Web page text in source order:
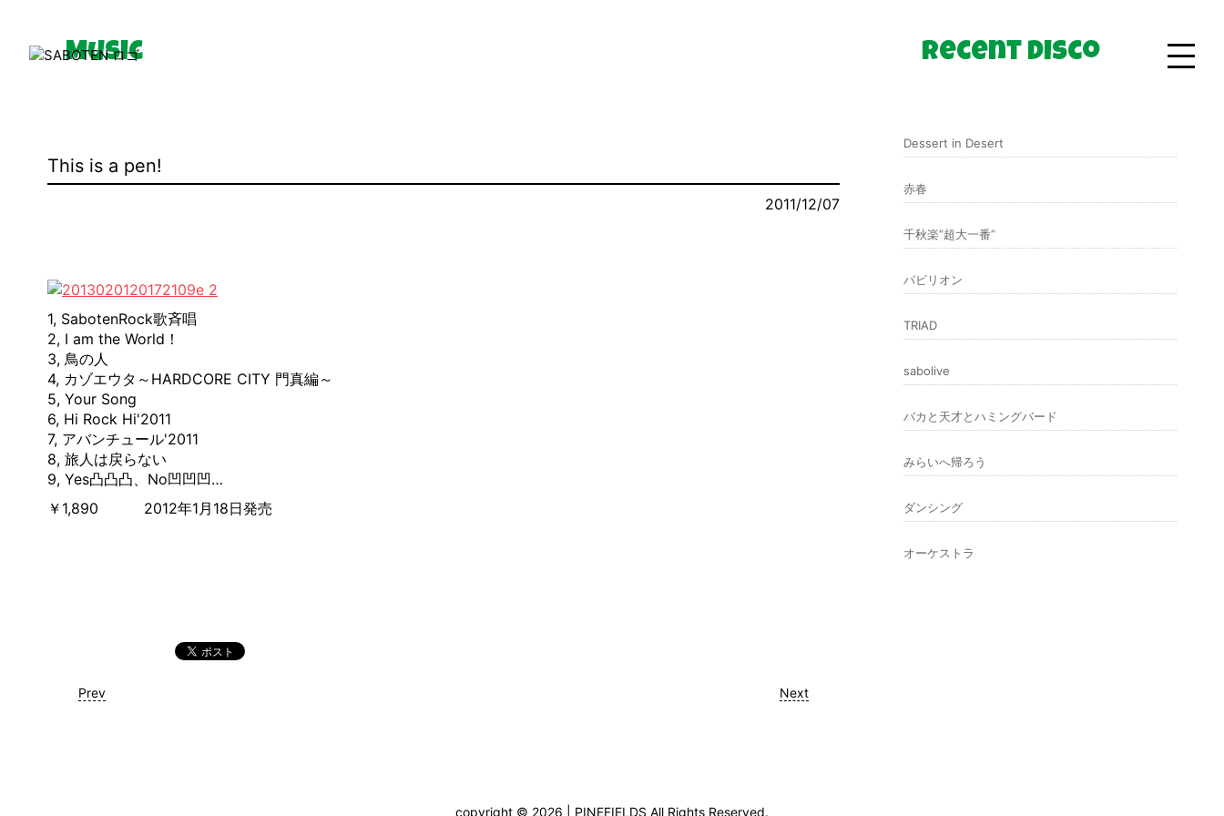
Music
This is a pen!
2011/12/07
1, SabotenRock歌斉唱
2, I am the World！
3, 鳥の人
4, カゾエウタ～HARDCORE CITY 門真編～
5, Your Song
6, Hi Rock Hi'2011
7, アバンチュール'2011
8, 旅人は戻らない
9, Yes凸凸凸、No凹凹凹…
￥1,890 2012年1月18日発売
Next
Prev
Recent Disco
Dessert in Desert
赤春
千秋楽”超大一番”
パビリオン
TRIAD
sabolive
バカと天才とハミングバード
みらいへ帰ろう
ダンシング
オーケストラ
copyright © 2026 | PINEFIELDS All Rights Reserved.